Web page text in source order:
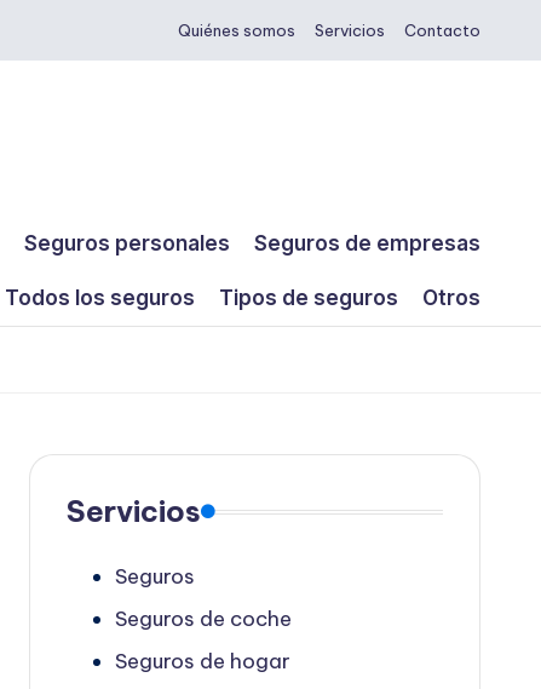
Quiénes somos Servicios Contacto
Seguros personales Seguros de empresas
Todos los seguros Tipos de seguros Otros
Servicios
Seguros
Seguros de coche
Seguros de hogar